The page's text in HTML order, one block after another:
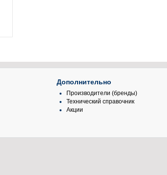
Дополнительно
Производители (бренды)
Технический справочник
Акции